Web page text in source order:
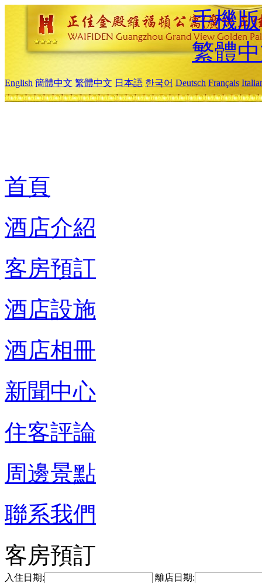
手機版
繁體
English 簡體中文 繁體中文 日本語 한국어 Deutsch Français
首頁
酒店介紹
客房預訂
酒店設施
酒店相冊
新聞中心
住客評論
周邊景點
聯系我們
客房預訂
入住日期: 離店日期: